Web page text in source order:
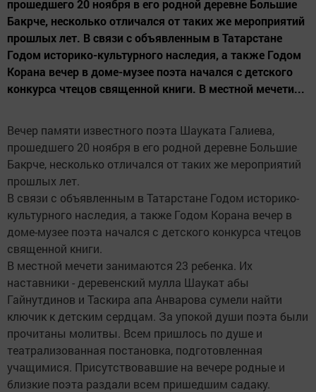
прошедшего 20 ноября в его родной деревне Большие
Бакрче, несколько отличался от таких же мероприятий
прошлых лет. В связи с объявленным в Татарстане
Годом историко-культурного наследия, а также Годом
Корана вечер в доме-музее поэта начался с детского
конкурса чтецов священной книги. В местной мечети...
Вечер памяти известного поэта Шауката Галиева,
прошедшего 20 ноября в его родной деревне Большие
Бакрче, несколько отличался от таких же мероприятий
прошлых лет.
В связи с объявленным в Татарстане Годом историко-
культурного наследия, а также Годом Корана вечер в
доме-музее поэта начался с детского конкурса чтецов
священной книги.
В местной мечети занимаются 23 ребенка. Их
наставники - деревенский мулла Шаукат абы
Гайнутдинов и Таскира апа Анварова сумели найти
ключик к детским сердцам. За упокой души поэта были
прочитаны молитвы. Всем пришлось по душе и
театрализованная постановка, подготовленная
учащимися. Присутствовавшие на вечере родные и
близкие поэта раздали всем пришедшим садаку.